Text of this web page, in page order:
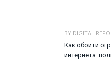
BY DIGITAL
Как обойти
интернета: